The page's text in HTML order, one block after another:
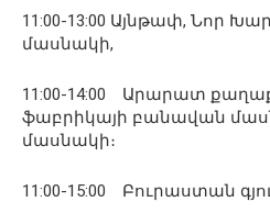
11:00-13:00 Այնթափ, Նոր
մասնակի,
11:00-14:00 Արարատ
ֆաբրիկայի բանավան
մասնակի։
11:00-15:00 Բուրաստան